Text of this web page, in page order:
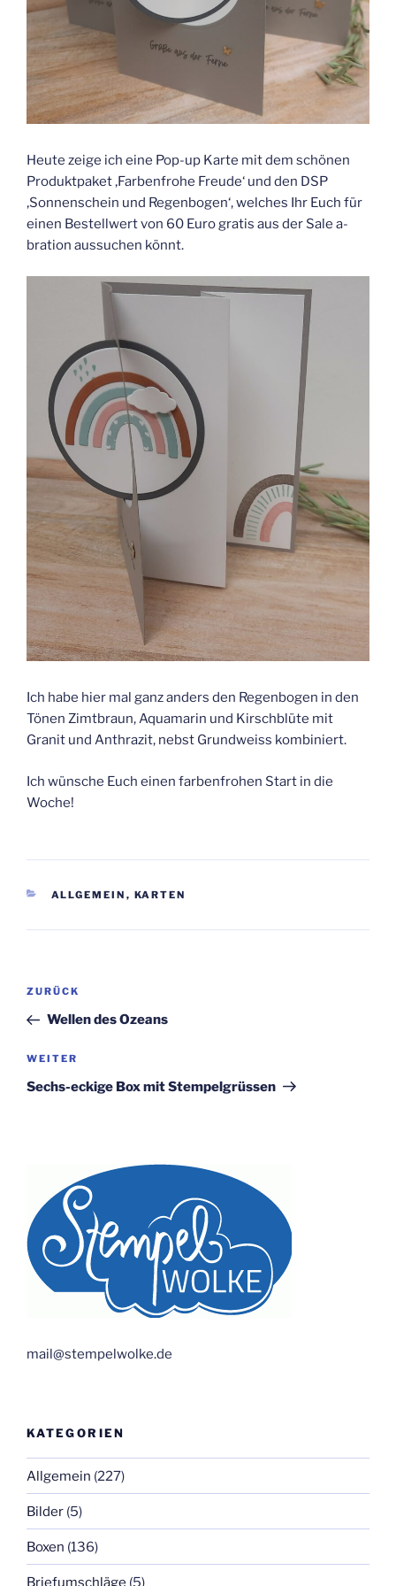
Heute zeige ich eine Pop-up Karte mit dem schönen
Produktpaket ‚Farbenfrohe Freude‘ und den DSP
‚Sonnenschein und Regenbogen‘, welches Ihr Euch für
einen Bestellwert von 60 Euro gratis aus der Sale a-
bration aussuchen könnt.
Ich habe hier mal ganz anders den Regenbogen in den
Tönen Zimtbraun, Aquamarin und Kirschblüte mit
Granit und Anthrazit, nebst Grundweiss kombiniert.
Ich wünsche Euch einen farbenfrohen Start in die
Woche!
KATEGORIEN
ALLGEMEIN , KARTEN
Beitragsnavigation
Vorheriger
Beitrag
ZURÜCK
Wellen des Ozeans
Nächster
Beitrag
WEITER
Sechs-eckige Box mit Stempelgrüssen
mail@stempelwolke.de
KATEGORIEN
Allgemein (227)
Bilder (5)
Boxen (136)
Briefumschläge (5)